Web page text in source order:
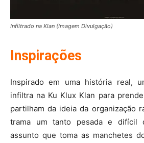
Infiltrado na Klan (Imagem Divulgação)
Inspirações
Inspirado em uma história real,
infiltra na Ku Klux Klan para
partilham da ideia da organização
trama um tanto pesada e difícil
assunto que toma as manchetes